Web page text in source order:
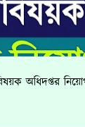
অধিদপ্তর